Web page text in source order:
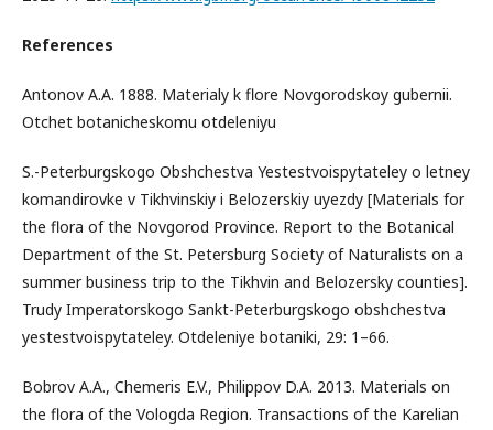
References
Antonov A.A. 1888. Materialy k flore Novgorodskoy gubernii.
Otchet botanicheskomu otdeleniyu
S.-Peterburgskogo Obshchestva Yestestvoispytateley o letney
komandirovke v Tikhvinskiy i Belozerskiy uyezdy [Materials for
the flora of the Novgorod Province. Report to the Botanical
Department of the St. Petersburg Society of Naturalists on a
summer business trip to the Tikhvin and Belozersky counties].
Trudy Imperatorskogo Sankt-Peterburgskogo obshchestva
yestestvoispytateley. Otdeleniye botaniki, 29: 1–66.
Bobrov A.A., Chemeris E.V., Philippov D.A. 2013. Materials on
the flora of the Vologda Region. Transactions of the Karelian